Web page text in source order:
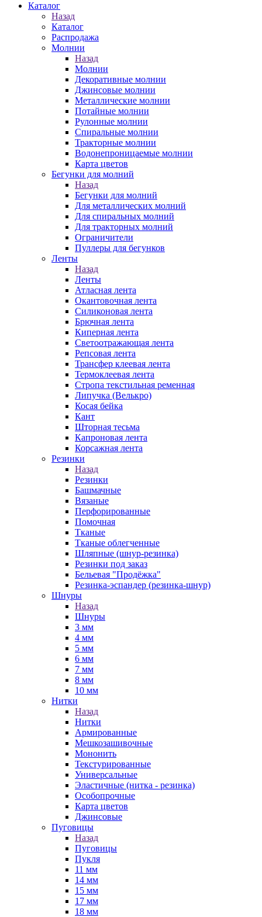
Каталог
Назад
Каталог
Распродажа
Молнии
Назад
Молнии
Декоративные молнии
Джинсовые молнии
Металлические молнии
Потайные молнии
Рулонные молнии
Спиральные молнии
Тракторные молнии
Водонепроницаемые молнии
Карта цветов
Бегунки для молний
Назад
Бегунки для молний
Для металлических молний
Для спиральных молний
Для тракторных молний
Ограничители
Пуллеры для бегунков
Ленты
Назад
Ленты
Атласная лента
Окантовочная лента
Силиконовая лента
Брючная лента
Киперная лента
Светоотражающая лента
Репсовая лента
Трансфер клеевая лента
Термоклеевая лента
Стропа текстильная ременная
Липучка (Велькро)
Косая бейка
Кант
Шторная тесьма
Капроновая лента
Корсажная лента
Резинки
Назад
Резинки
Башмачные
Вязаные
Перфорированные
Помочная
Тканые
Тканые облегченные
Шляпные (шнур-резинка)
Резинки под заказ
Бельевая "Продёжка"
Резинка-эспандер (резинка-шнур)
Шнуры
Назад
Шнуры
3 мм
4 мм
5 мм
6 мм
7 мм
8 мм
10 мм
Нитки
Назад
Нитки
Армированные
Мешкозашивочные
Мононить
Текстурированные
Универсальные
Эластичные (нитка - резинка)
Особопрочные
Карта цветов
Джинсовые
Пуговицы
Назад
Пуговицы
Пукля
11 мм
14 мм
15 мм
17 мм
18 мм